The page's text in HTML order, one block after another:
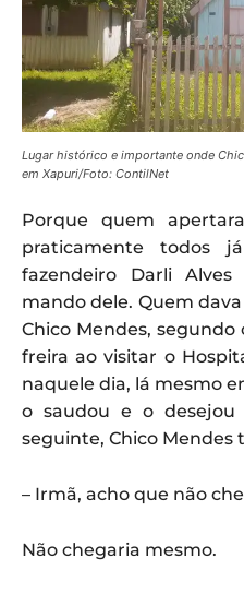
Lugar histórico e importante onde
em Xapuri/Foto: ContilNet
Porque quem
praticamente todos
fazendeiro Darli
mando dele. Quem
Chico Mendes,
freira ao visitar o
naquele dia, lá mesmo
o saudou e o desejou
seguinte, Chico Mendes
– Irmã, acho que não
Não chegaria mesmo.